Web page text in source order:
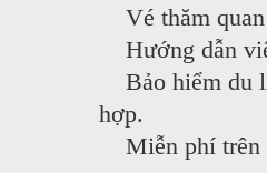
Vé thăm quan
Hướng dẫn
Bảo hiểm du
hợp.
Miễn phí trên